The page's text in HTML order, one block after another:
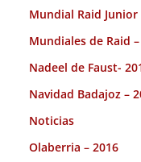
Mundial Raid Junior
Mundiales de Raid
Nadeel de Faust-
Navidad Badajoz –
Noticias
Olaberria – 2016